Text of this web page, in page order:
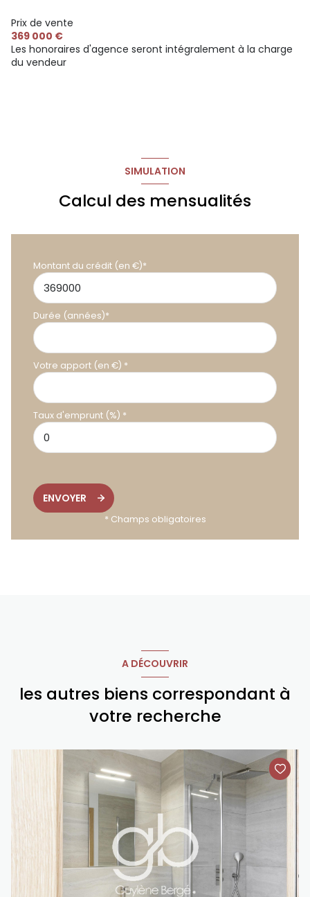
Prix de vente
369 000 €
Les honoraires d'agence seront intégralement à la charge
du vendeur
SIMULATION
Calcul des mensualités
Montant du crédit (en €)*
Durée (années)*
Votre apport (en €) *
Taux d'emprunt (%) *
ENVOYER
* Champs obligatoires
A DÉCOUVRIR
les autres biens correspondant à
votre recherche